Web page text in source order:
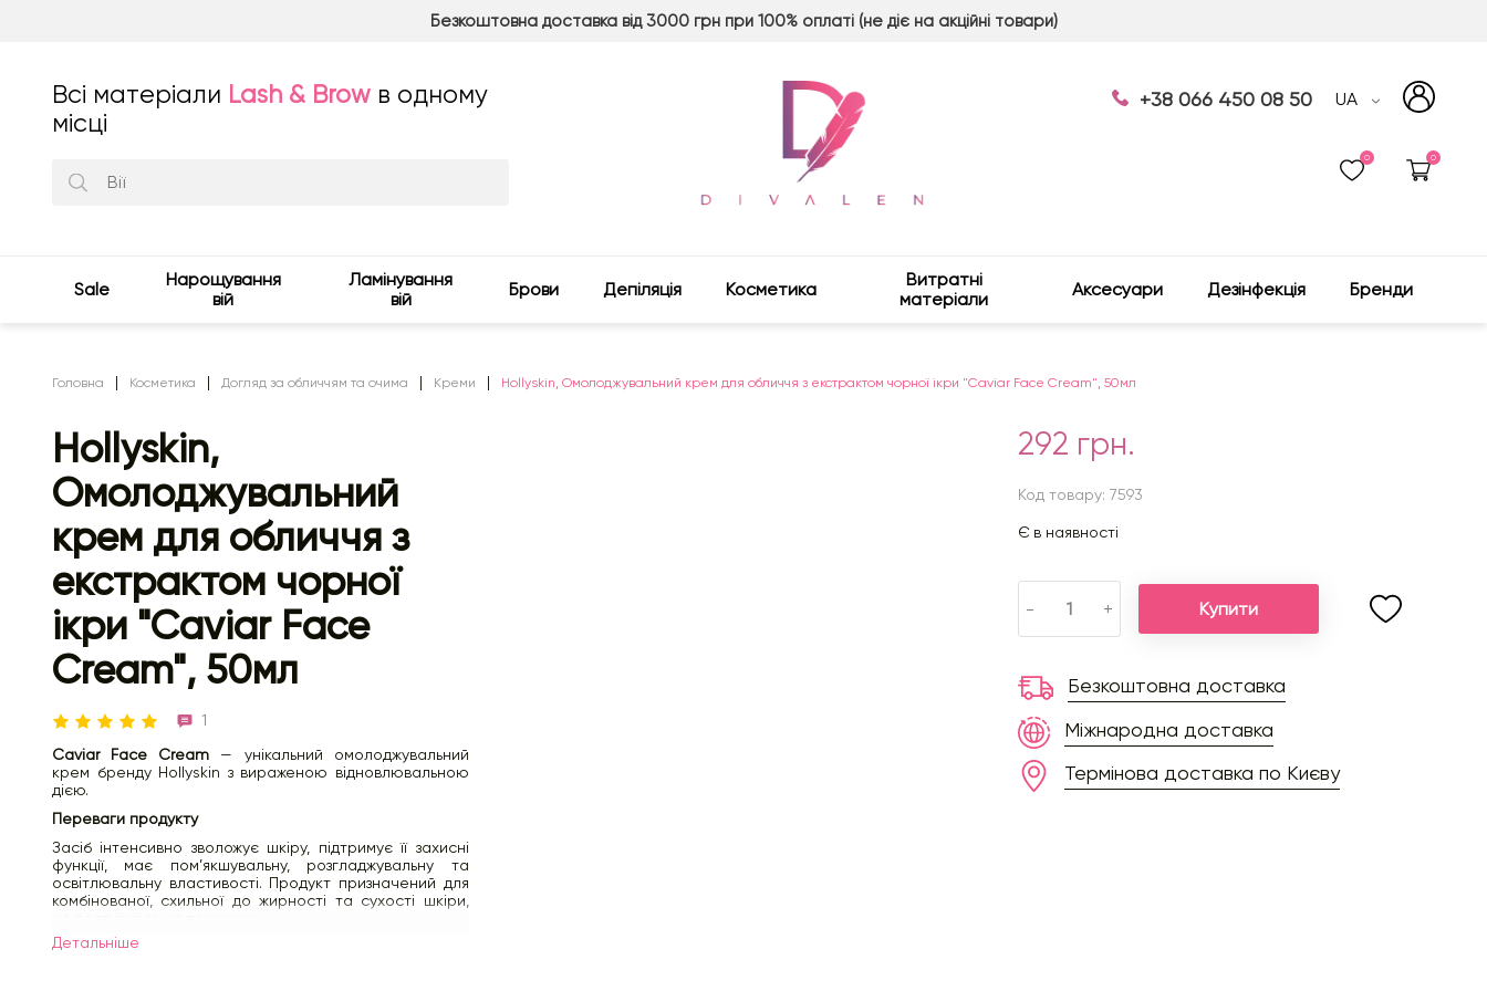
Безкоштовна доставка від 3000 грн при 100% оплаті (не діє на акційні товари)
Всі матеріали Lash & Brow в одному
місці
+38 066 450 08 50 UA
0 0
Sale
Нарощування
вій
Ламінування
вій
Брови Депіляція Косметика
Витратні
матеріали
Аксесуари Дезінфекція Бренди
Головна Косметика Догляд за обличчям та очима Креми Hollyskin, Омолоджувальний крем для обличчя з екстрактом чорної ікри "Caviar Face Cream", 50мл
Hollyskin,
Омолоджувальний
крем для обличчя з
екстрактом чорної
ікри "Caviar Face
Cream", 50мл
1
Caviar Face Cream — унікальний омолоджувальний
крем бренду Hollyskin з вираженою відновлювальною
дією.
Переваги продукту
Засіб інтенсивно зволожує шкіру, підтримує її захисні
функції, має пом’якшувальну, розгладжувальну та
освітлювальну властивості. Продукт призначений для
комбінованої, схильної до жирності та сухості шкіри,
Як діє?
Детальнiше
292 грн.
Код товару: 7593
Є в наявності
- + Купити
Безкоштовна доставка
Міжнародна доставка
Термінова доставка по Києву